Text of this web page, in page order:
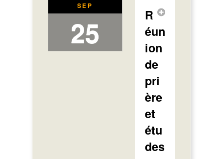
SEP
25
R
éun
ion
de
pri
ère
et
étu
des